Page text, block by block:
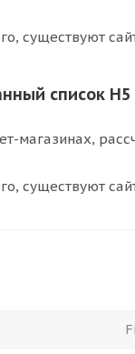
существуют
список H5
магазинах,
существуют